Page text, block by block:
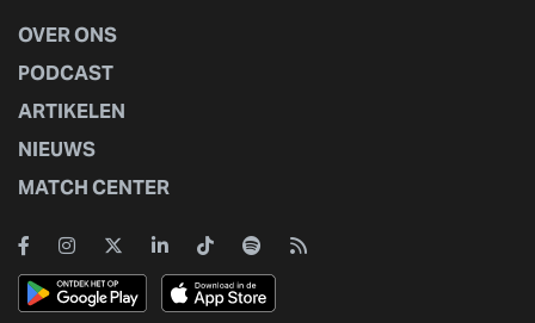
OVER ONS
PODCAST
ARTIKELEN
NIEUWS
MATCH CENTER